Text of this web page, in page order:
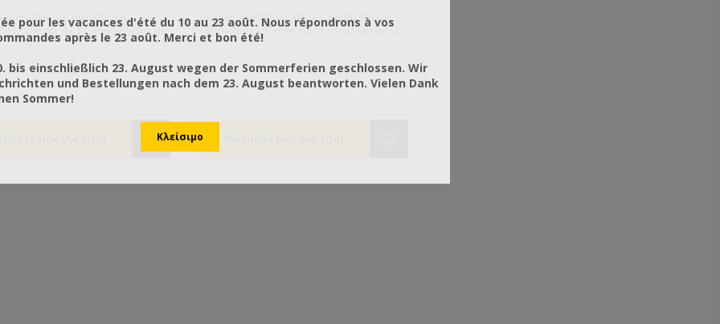
εργασίας με διαστάσεις
ΙΝΟΧ. Κατάλληλο για
μελιού, χωρούς
εστίασης κτλ. Με 3
και 2 συρώμενες πόρτες για
του εξοπλισμού. Για
χώρο παραγωγής!
Πάγκος εργασίας INOX με διαστάσεις
1800x800x850mm είναι κατάλληλος για
χώρους εστίασης, ζαχαροπλαστικής,
συσκευαστήρια μελιού, χώρους
παραγωγής. Αποτελείται από 3 ράφια.
pour les vacances d'été du 10 au 23 août. Nous répondrons à vos
après le 23 août. Merci et bon été!
bis einschließlich 23. August wegen der Sommerferien geschlossen. Wir
und Bestellungen nach dem 23. August beantworten. Vielen Dank
Sommer!